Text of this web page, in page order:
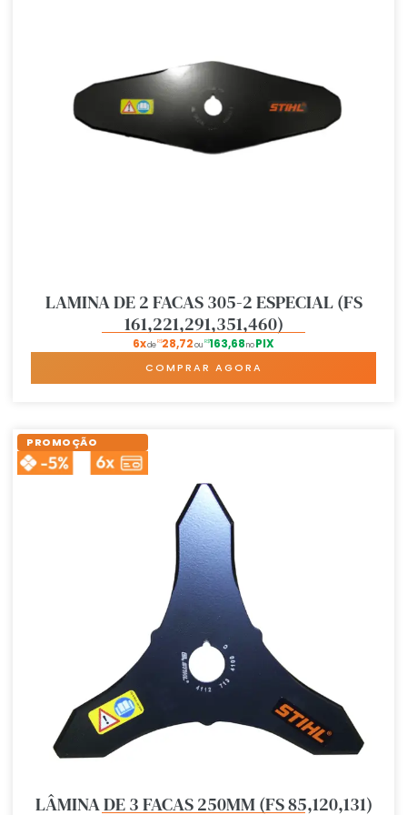
LAMINA DE 2 FACAS 305-2 ESPECIAL (FS
161,221,291,351,460)
6xdeR$28,72ou R$163,68noPIX
COMPRAR AGORA
LÂMINA DE 3 FACAS 250MM (FS 85,120,131)
PROMOÇÃO